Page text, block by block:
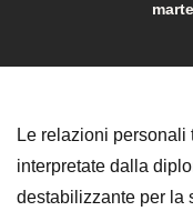
Le relazioni
interpretate dalla
destabilizzante per la